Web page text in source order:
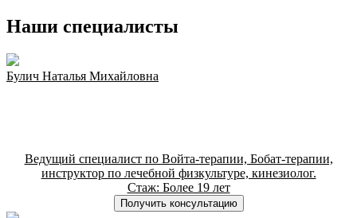
Наши специалисты
Булич Наталья Михайловна
Ведущий специалист по Войта-терапии, Бобат-терапии,
инструктор по лечебной физкультуре, кинезиолог.
Стаж: Более 19 лет
Получить консультацию